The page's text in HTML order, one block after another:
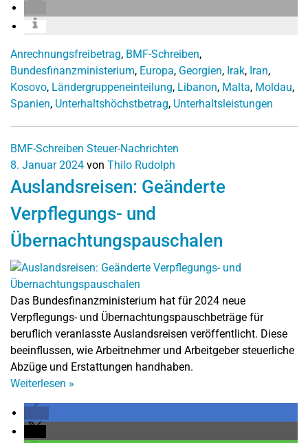
Anrechnungsfreibetrag, BMF-Schreiben,
Bundesfinanzministerium, Europa, Georgien, Irak, Iran,
Kosovo, Ländergruppeneinteilung, Libanon, Malta, Moldau,
Spanien, Unterhaltshöchstbetrag, Unterhaltsleistungen
BMF-Schreiben Steuer-Nachrichten
8. Januar 2024 von Thilo Rudolph
Auslandsreisen: Geänderte
Verpflegungs- und
Übernachtungspauschalen
Das Bundesfinanzministerium hat für 2024 neue
Verpflegungs- und Übernachtungspauschbeträge für
beruflich veranlasste Auslandsreisen veröffentlicht. Diese
beeinflussen, wie Arbeitnehmer und Arbeitgeber steuerliche
Abzüge und Erstattungen handhaben.
Weiterlesen »